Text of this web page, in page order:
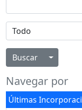
Alternar
Navegar por
Últimas